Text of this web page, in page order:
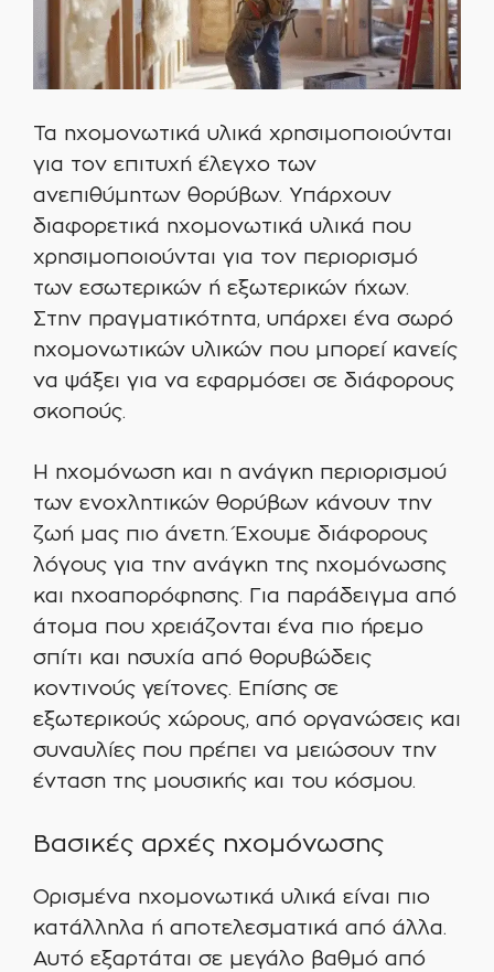
Τα ηχομονωτικά υλικά χρησιμοποιούνται
για τον επιτυχή έλεγχο των
ανεπιθύμητων θορύβων. Υπάρχουν
διαφορετικά ηχομονωτικά υλικά που
χρησιμοποιούνται για τον περιορισμό
των εσωτερικών ή εξωτερικών ήχων.
Στην πραγματικότητα, υπάρχει ένα σωρό
ηχομονωτικών υλικών που μπορεί κανείς
να ψάξει για να εφαρμόσει σε διάφορους
σκοπούς.
Η ηχομόνωση και η ανάγκη περιορισμού
των ενοχλητικών θορύβων κάνουν την
ζωή μας πιο άνετη. Έχουμε διάφορους
λόγους για την ανάγκη της ηχομόνωσης
και ηχοαπορόφησης. Για παράδειγμα από
άτομα που χρειάζονται ένα πιο ήρεμο
σπίτι και ησυχία από θορυβώδεις
κοντινούς γείτονες. Επίσης σε
εξωτερικούς χώρους, από οργανώσεις και
συναυλίες που πρέπει να μειώσουν την
ένταση της μουσικής και του κόσμου.
Βασικές αρχές ηχομόνωσης
Ορισμένα ηχομονωτικά υλικά είναι πιο
κατάλληλα ή αποτελεσματικά από άλλα.
Αυτό εξαρτάται σε μεγάλο βαθμό από